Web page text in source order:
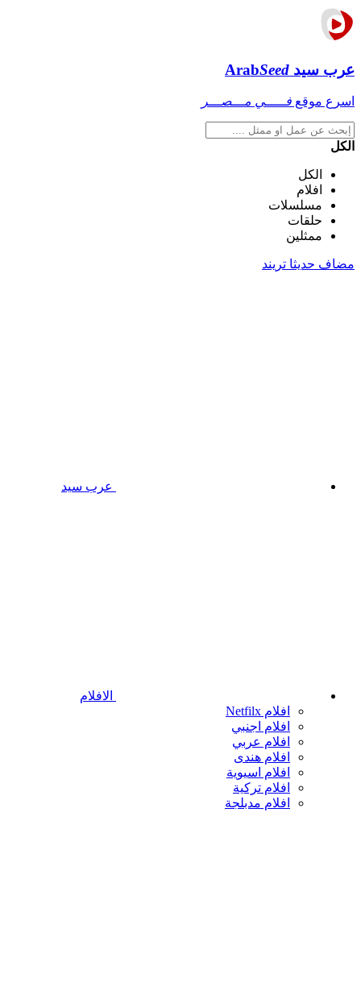
عرب سيد ArabSeed
اسرع موقع فـــــي مـــصـــر
الكل
الكل
افلام
مسلسلات
حلقات
ممثلين
مضاف حديثا تريند
عرب سيد
الافلام
افلام Netfilx
افلام اجنبي
افلام عربي
افلام هندى
افلام اسيوية
افلام تركية
افلام مدبلجة